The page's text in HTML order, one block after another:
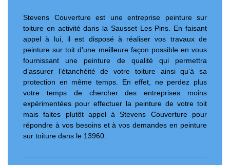
Stevens Couverture est une entreprise peinture sur
toiture en activité dans la Sausset Les Pins. En faisant
appel à lui, il est disposé à réaliser vos travaux de
peinture sur toit d’une meilleure façon possible en vous
fournissant une peinture de qualité qui permettra
d’assurer l’étanchéité de votre toiture ainsi qu’à sa
protection en même temps. En effet, ne perdez plus
votre temps de chercher des entreprises moins
expérimentées pour effectuer la peinture de votre toit
mais faites plutôt appel à Stevens Couverture pour
répondre à vos besoins et à vos demandes en peinture
sur toiture dans le 13960.